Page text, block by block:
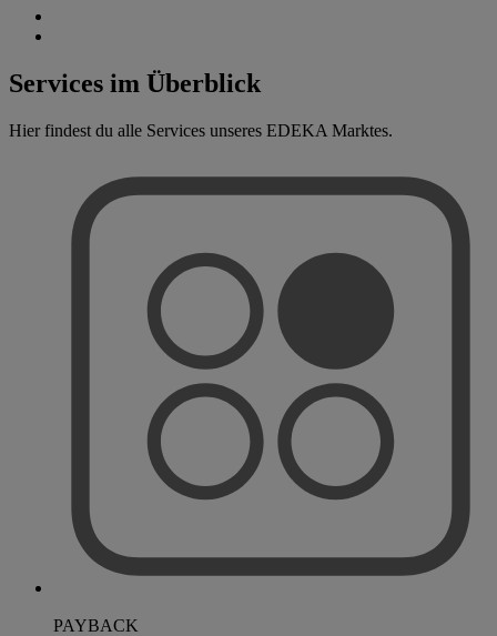
Services im Überblick
Hier findest du alle Services unseres EDEKA Marktes.
PAYBACK